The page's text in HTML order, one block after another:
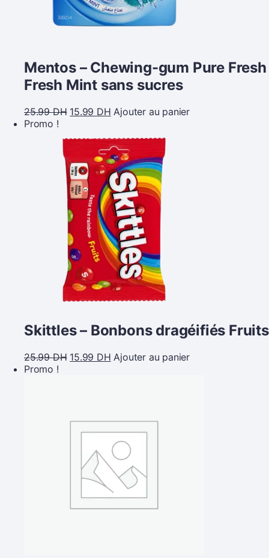
Mentos – Chewing-gum Pure Fresh
Fresh Mint sans sucres
25.99DH 15.99 DH Ajouter au panier
Promo !
Skittles – Bonbons dragéifiés Fruits
25.99DH 15.99 DH Ajouter au panier
Promo !